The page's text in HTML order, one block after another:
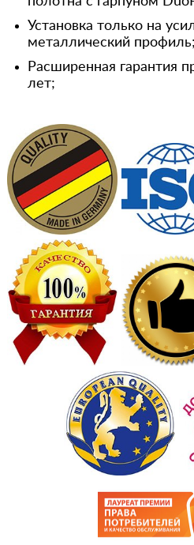
Установка только на
металлический профиль;
Расширенная гарантия
лет;